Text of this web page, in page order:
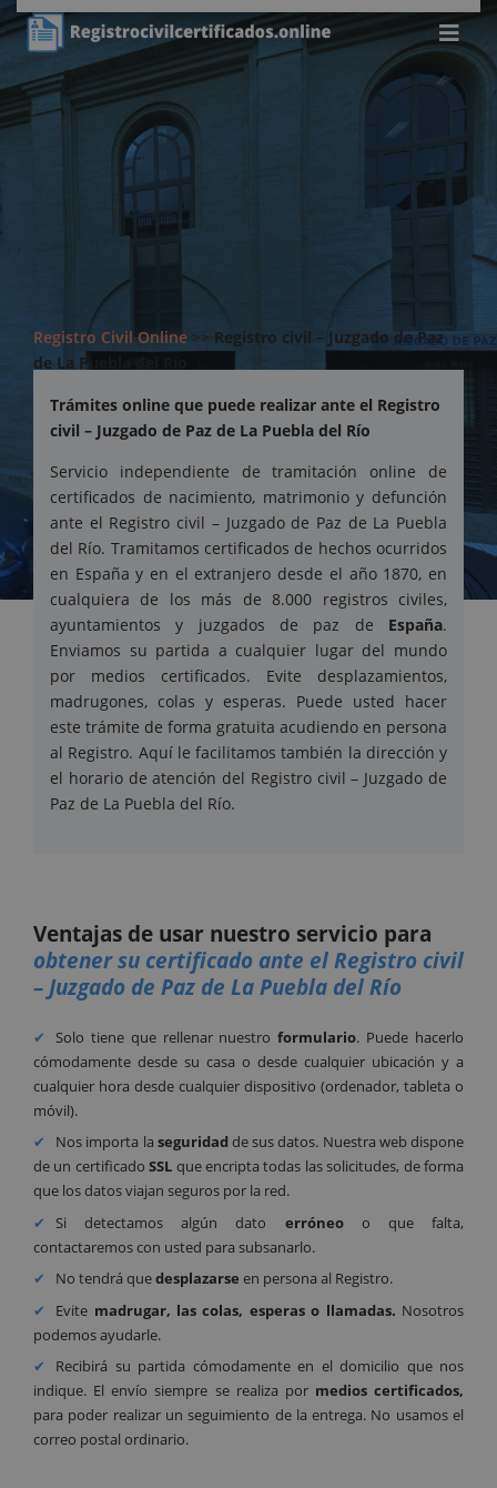
Registro Civil Online >> Registro civil – Juzgado de Paz
de La Puebla del Río
Trámites online que puede realizar ante el Registro
civil – Juzgado de Paz de La Puebla del Río
Servicio independiente de tramitación online de
certificados de nacimiento, matrimonio y defunción
ante el Registro civil – Juzgado de Paz de La Puebla
del Río. Tramitamos certificados de hechos ocurridos
en España y en el extranjero desde el año 1870, en
cualquiera de los más de 8.000 registros civiles,
ayuntamientos y juzgados de paz de España.
Enviamos su partida a cualquier lugar del mundo
por medios certificados. Evite desplazamientos,
madrugones, colas y esperas. Puede usted hacer
este trámite de forma gratuita acudiendo en persona
al Registro. Aquí le facilitamos también la dirección y
el horario de atención del Registro civil – Juzgado de
Paz de La Puebla del Río.
Ventajas de usar nuestro servicio para
obtener su certificado ante el Registro civil
– Juzgado de Paz de La Puebla del Río
Solo tiene que rellenar nuestroformulario. Puede hacerlo
cómodamente desde su casa o desde cualquier ubicación y a
cualquier hora desde cualquier dispositivo (ordenador, tableta o
móvil).
Nos importa la seguridadde sus datos. Nuestra web dispone
de un certificadoSSL que encripta todas las solicitudes, de forma
que los datos viajan seguros por la red.
Si detectamos algún dato erróneoo que falta,
contactaremos con usted para subsanarlo.
No tendrá quedesplazarse en persona al Registro.
Evite madrugar, las colas, esperas o llamadas. Nosotros
podemos ayudarle.
Recibirá su partida cómodamente en el domicilio que nos
indique. El envío siempre se realiza por medios certificados,
para poder realizar un seguimiento de la entrega. No usamos el
correo postal ordinario.